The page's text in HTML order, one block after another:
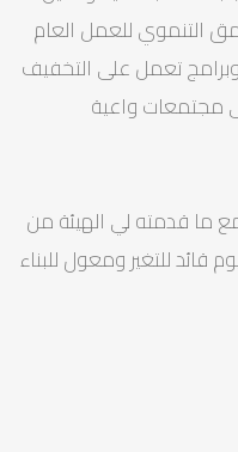
التنموي للعمل العام
تعمل على التخفيف
مجتمعات واعية
قدمته لي الهيئة من
للتغير ومعول للبناء